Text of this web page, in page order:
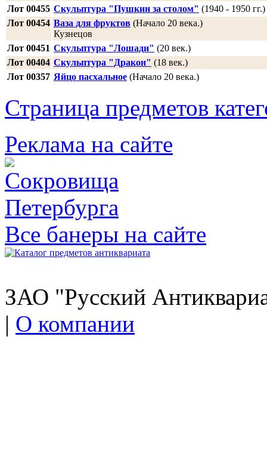
Лот 00455 Скульптура "Пушкин за столом" (1940 - 1950 гг.)
Лот 00454 Ваза для фруктов (Начало 20 века.)
Кузнецов
Лот 00451 Скульптура "Лошади" (20 век.)
Лот 00404 Скульптура "Дракон" (18 век.)
Лот 00357 Яйцо пасхальное (Начало 20 века.)
Страница предметов
Реклама на сайте
Все банеры на сайте
ЗАО "Русский
| О компании